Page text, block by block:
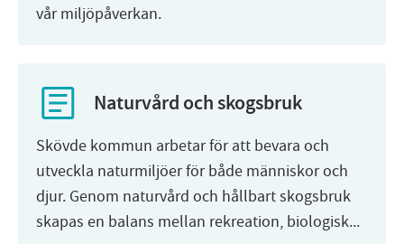
vår miljöpåverkan.
Naturvård och skogsbruk
Skövde kommun arbetar för att bevara och
utveckla naturmiljöer för både människor och
djur. Genom naturvård och hållbart skogsbruk
skapas en balans mellan rekreation, biologisk...